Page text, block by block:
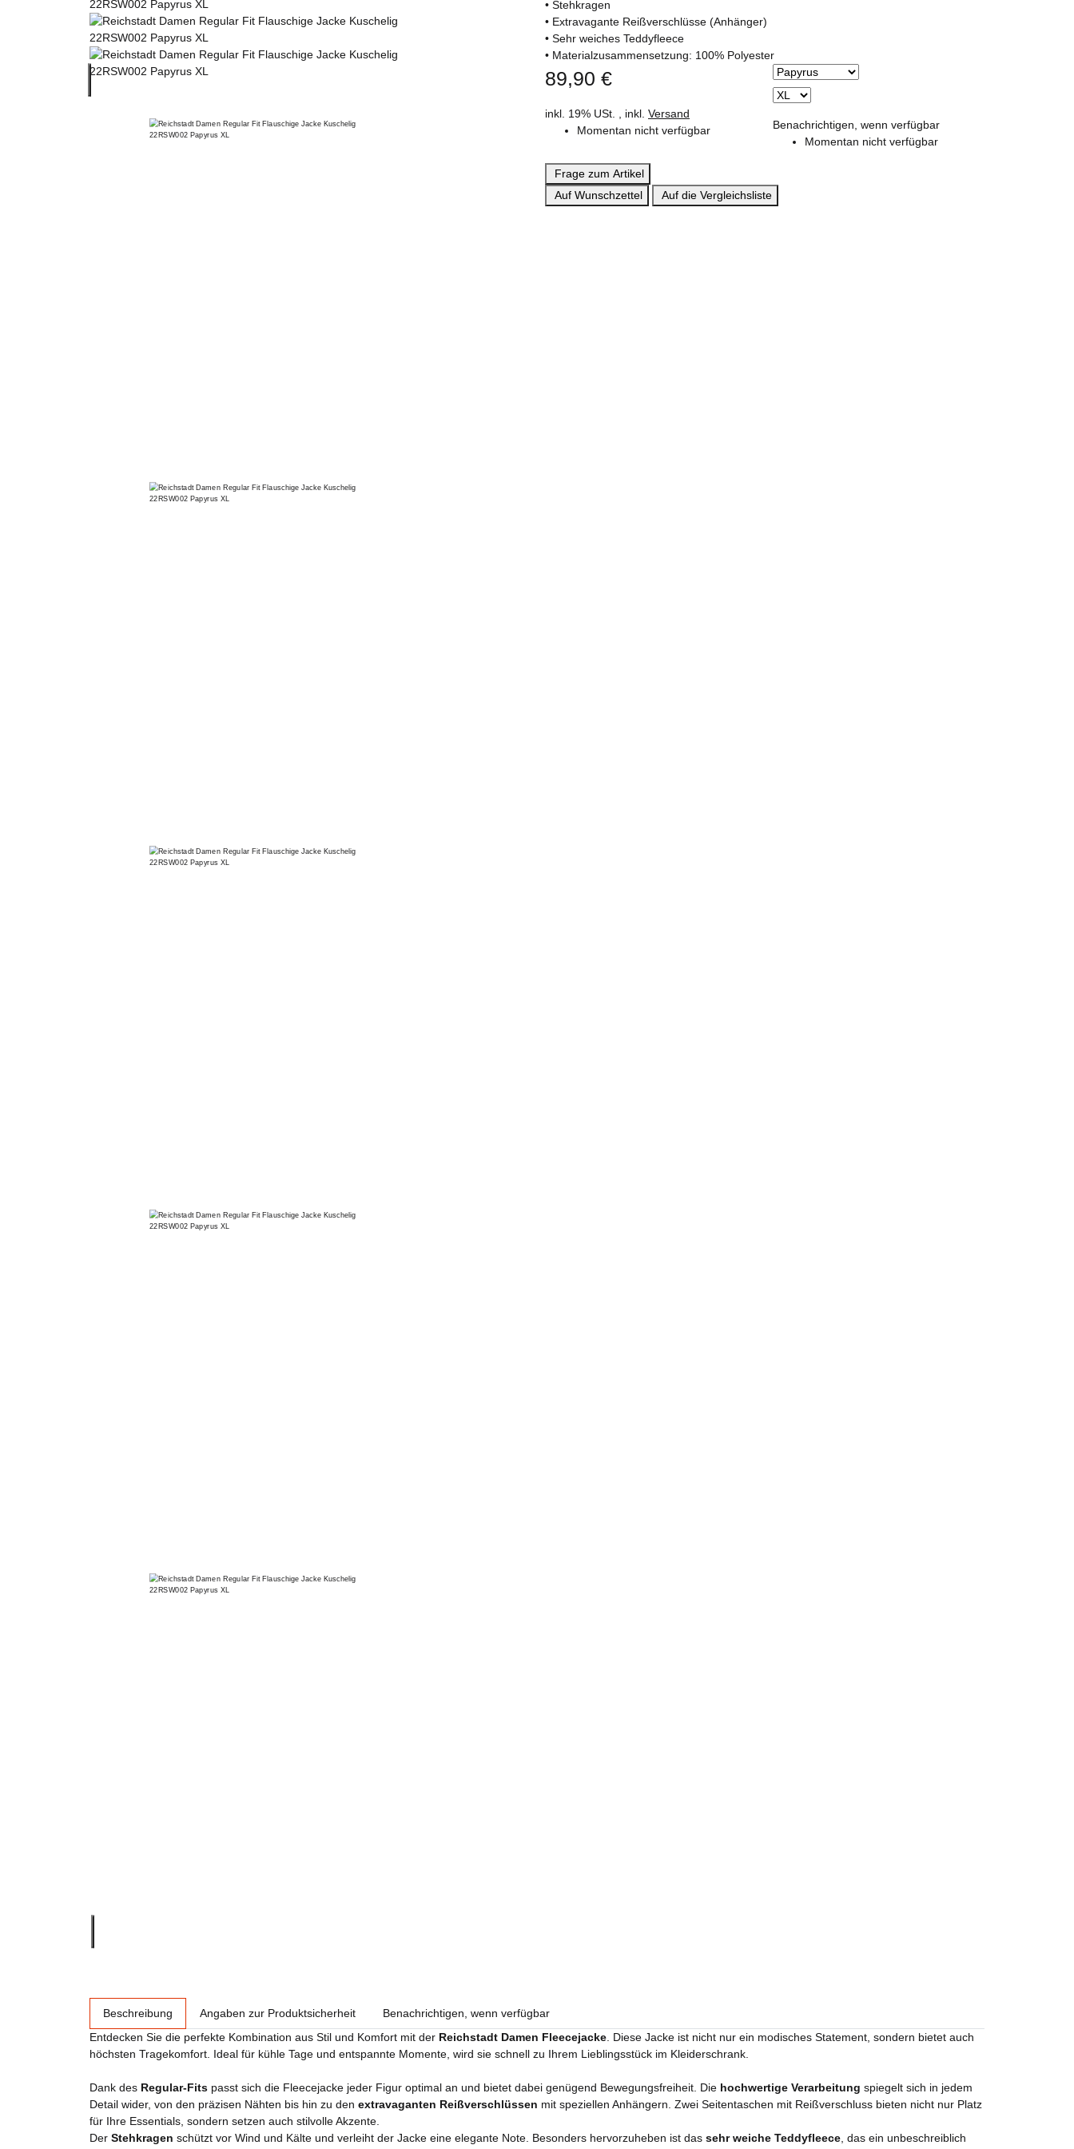
• Stehkragen
• Extravagante Reißverschlüsse (Anhänger)
• Sehr weiches Teddyfleece
• Materialzusammensetzung: 100% Polyester
89,90 €
inkl. 19% USt. , inkl. Versand
Momentan nicht verfügbar
Benachrichtigen, wenn verfügbar
Momentan nicht verfügbar
Frage zum Artikel
Auf Wunschzettel
Auf die Vergleichsliste
Beschreibung Angaben zur Produktsicherheit
Benachrichtigen, wenn verfügbar
Entdecken Sie die perfekte Kombination aus Stil und Komfort mit der Reichstadt Damen Fleecejacke . Diese Jacke ist nicht nur ein modisches Statement, sondern bietet auch
höchsten Tragekomfort. Ideal für kühle Tage und entspannte Momente, wird sie schnell zu Ihrem Lieblingsstück im Kleiderschrank.
Dank des Regular-Fits passt sich die Fleecejacke jeder Figur optimal an und bietet dabei genügend Bewegungsfreiheit. Die hochwertige Verarbeitung spiegelt sich in jedem
Detail wider, von den präzisen Nähten bis hin zu den extravaganten Reißverschlüssen mit speziellen Anhängern. Zwei Seitentaschen mit Reißverschluss bieten nicht nur Platz
für Ihre Essentials, sondern setzen auch stilvolle Akzente.
Der Stehkragen schützt vor Wind und Kälte und verleiht der Jacke eine elegante Note. Besonders hervorzuheben ist das sehr weiche Teddyfleece , das ein unbeschreiblich